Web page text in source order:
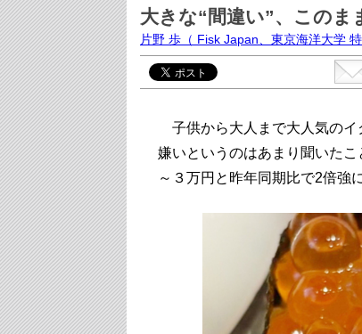
大きな“間違い”、このま
片野 歩 （ Fisk Japan、東京海洋大学 特
子供から大人まで大人気のイ
嫌いというのはあまり聞いた
～３万円と昨年同期比で2倍強